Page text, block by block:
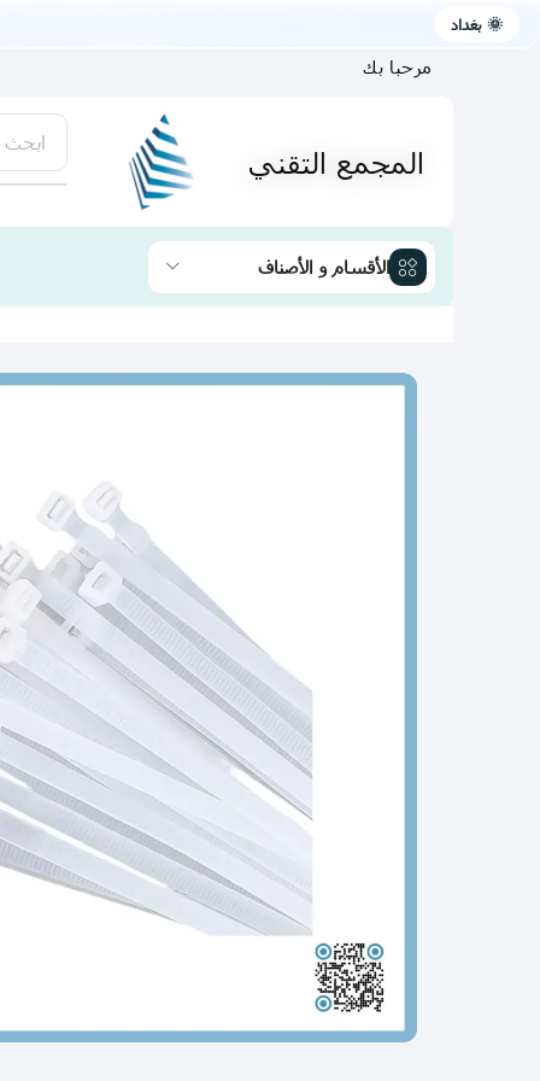
🌞 بغداد
مرحبا بك
المجمع التقني
يتوفر
الأقسام و الأصناف